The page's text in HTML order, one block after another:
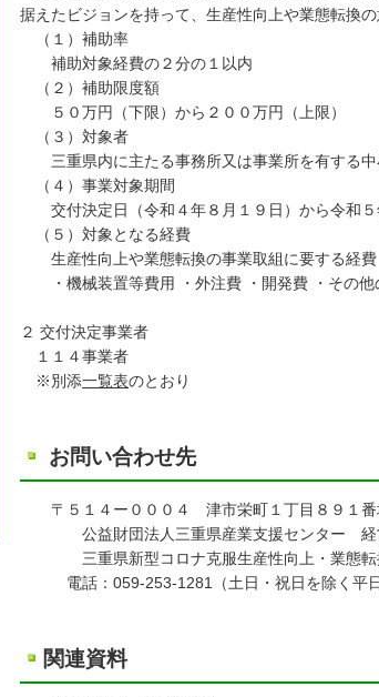
据えたビジョンを持って、生産性向上や業態転換
（１）補助率
補助対象経費の２分の１以内
（２）補助限度額
５０万円（下限）から２００万円（上限）
（３）対象者
三重県内に主たる事務所又は事業所を有する中
（４）事業対象期間
交付決定日（令和４年８月１９日）から令和５
（５）対象となる経費
生産性向上や業態転換の事業取組に要する経費
・機械装置等費用 ・外注費 ・開発費 ・その他
２ 交付決定事業者
１１４事業者
※別添一覧表のとおり
お問い合わせ先
〒５１４ー０００４ 津市栄町１丁目８９１番
公益財団法人三重県産業支援センター 経
三重県新型コロナ克服生産性向上・業態転
電話：059-253-1281（土日・祝日を除く平日
関連資料